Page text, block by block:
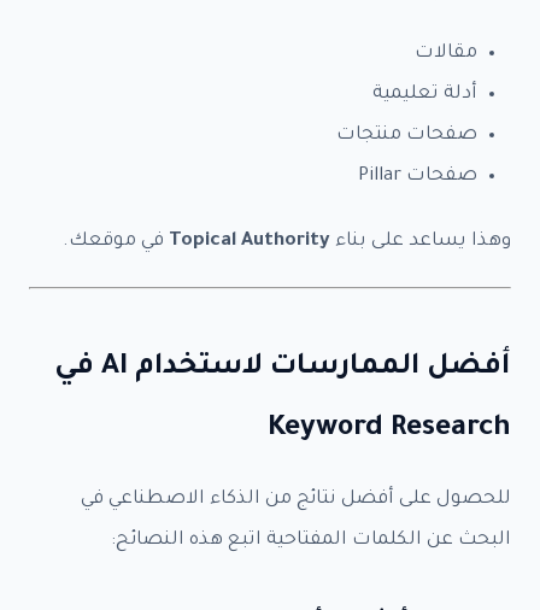
مقالات
أدلة تعليمية
صفحات منتجات
صفحات Pillar
وهذا يساعد على بناء Topical Authority في موقعك.
أفضل الممارسات لاستخدام AI في
Keyword Research
للحصول على أفضل نتائج من الذكاء الاصطناعي في
البحث عن الكلمات المفتاحية اتبع هذه النصائح:
المبلغ الذي سوف تدفعه هو
$0.00
الاسم كاملا*
ب
ن
ا
ا